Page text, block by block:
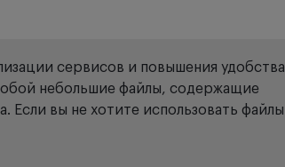
сервисов и повышения удобства
небольшие файлы, содержащие
вы не хотите использовать файлы